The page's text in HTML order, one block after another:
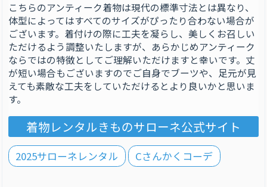
こちらのアンティーク着物は現代の標準寸法とは異なり、
体型によってはすべてのサイズがぴったり合わない場合が
ございます。着付けの際に工夫を凝らし、美しくお召しい
ただけるよう調整いたしますが、あらかじめアンティーク
ならではの特徴としてご理解いただけますと幸いです。丈
が短い場合もございますのでご自身でブーツや、足元が見
えても素敵な工夫をしていただけるとより良いかと思いま
す。
着物レンタルきものサローネ公式サイト
2025サローネレンタル Cさんかくコーデ